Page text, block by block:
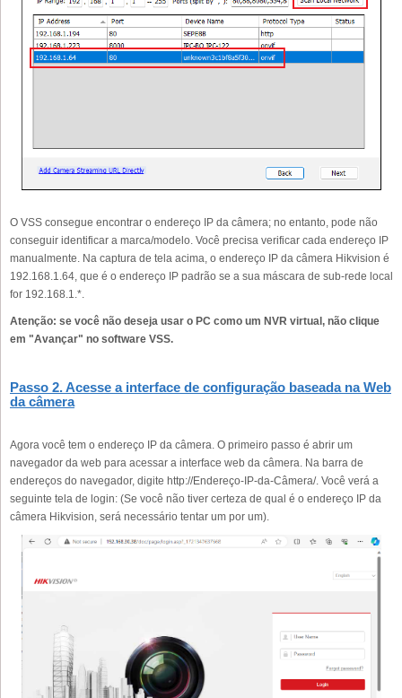
O VSS consegue encontrar o endereço IP da câmera; no entanto, pode não
conseguir identificar a marca/modelo. Você precisa verificar cada endereço IP
manualmente. Na captura de tela acima, o endereço IP da câmera Hikvision é
192.168.1.64, que é o endereço IP padrão se a sua máscara de sub-rede local
for 192.168.1.*.
Atenção: se você não deseja usar o PC como um NVR virtual, não clique
em "Avançar" no software VSS.
Passo 2. Acesse a interface de configuração baseada na Web
da câmera
Agora você tem o endereço IP da câmera. O primeiro passo é abrir um
navegador da web para acessar a interface web da câmera. Na barra de
endereços do navegador, digite http://Endereço-IP-da-Câmera/. Você verá a
seguinte tela de login: (Se você não tiver certeza de qual é o endereço IP da
câmera Hikvision, será necessário tentar um por um).